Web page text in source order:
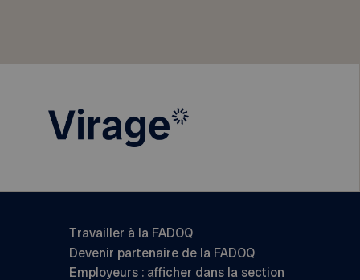
Travailler à la FADOQ
Devenir partenaire de la FADOQ
Employeurs : afficher dans la section